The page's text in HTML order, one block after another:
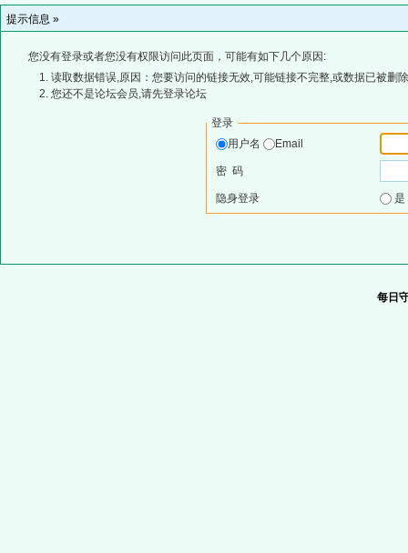
提示信息 »
您没有登录或者您没有权限访问此页面，可能有如下几个原因:
读取数据错误,原因：您要访问的链接无效,可能链接不完整,或数据已被删
您还不是论坛会员,请先登录论坛
登录
用户名
Email
密 码
隐身登录
每日